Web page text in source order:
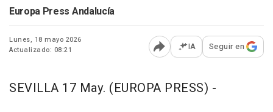
Europa Press Andalucía
Lunes, 18 mayo 2026
Actualizado: 08:21
Abrir opciones para
IA Seguir en
SEVILLA 17 May. (EUROPA PRESS) -